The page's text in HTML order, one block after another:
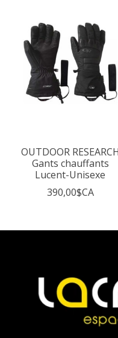
OUTDOOR RESEARCH
Gants chauffants
Lucent-Unisexe
390,00$CA